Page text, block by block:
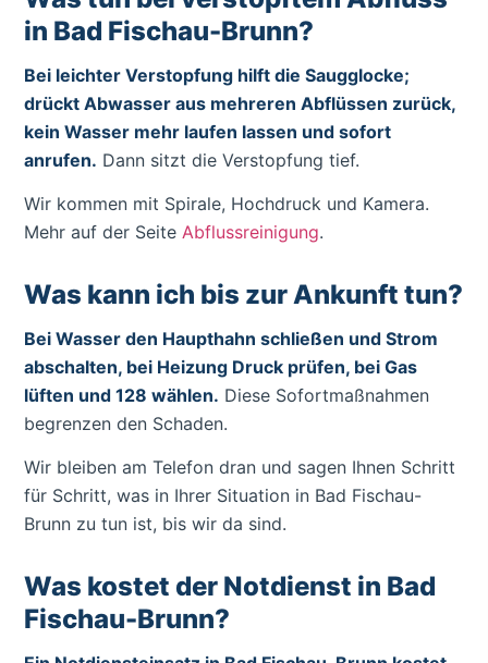
in Bad Fischau-Brunn?
Bei leichter Verstopfung hilft die Saugglocke;
drückt Abwasser aus mehreren Abflüssen zurück,
kein Wasser mehr laufen lassen und sofort
anrufen. Dann sitzt die Verstopfung tief.
Wir kommen mit Spirale, Hochdruck und Kamera.
Mehr auf der Seite Abflussreinigung.
Was kann ich bis zur Ankunft tun?
Bei Wasser den Haupthahn schließen und Strom
abschalten, bei Heizung Druck prüfen, bei Gas
lüften und 128 wählen. Diese Sofortmaßnahmen
begrenzen den Schaden.
Wir bleiben am Telefon dran und sagen Ihnen Schritt
für Schritt, was in Ihrer Situation in Bad Fischau-
Brunn zu tun ist, bis wir da sind.
Was kostet der Notdienst in Bad
Fischau-Brunn?